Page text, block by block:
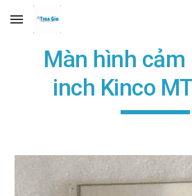
Skip to main content
Màn hình
inch Kinco